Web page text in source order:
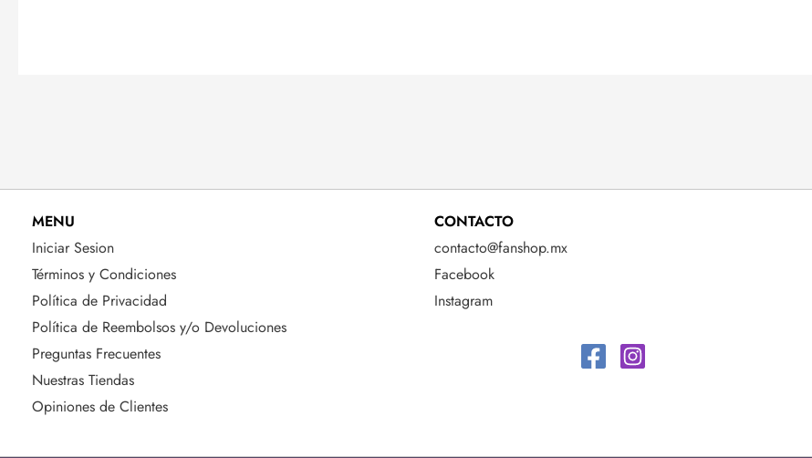
MENU
Iniciar Sesion
Términos y Condiciones
Política de Privacidad
Política de Reembolsos y/o Devoluciones
Preguntas Frecuentes
Nuestras Tiendas
Opiniones de Clientes
CONTACTO
contacto@fanshop.mx
Facebook
Instagram